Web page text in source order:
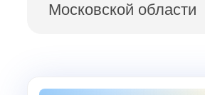
Московской области